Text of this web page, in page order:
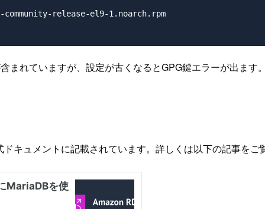
release-el9-1.noarch.rpm
まれていますが、設定が古くなるとGPG鍵エラーが出ま
キュメントに記載されています。詳しくは以下の記事をご